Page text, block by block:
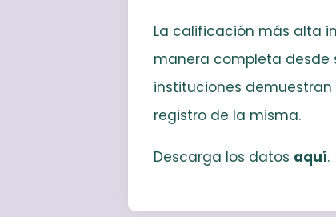
La calificación más alta
manera completa desde
instituciones
registro de la misma.
Descarga los datos aquí.